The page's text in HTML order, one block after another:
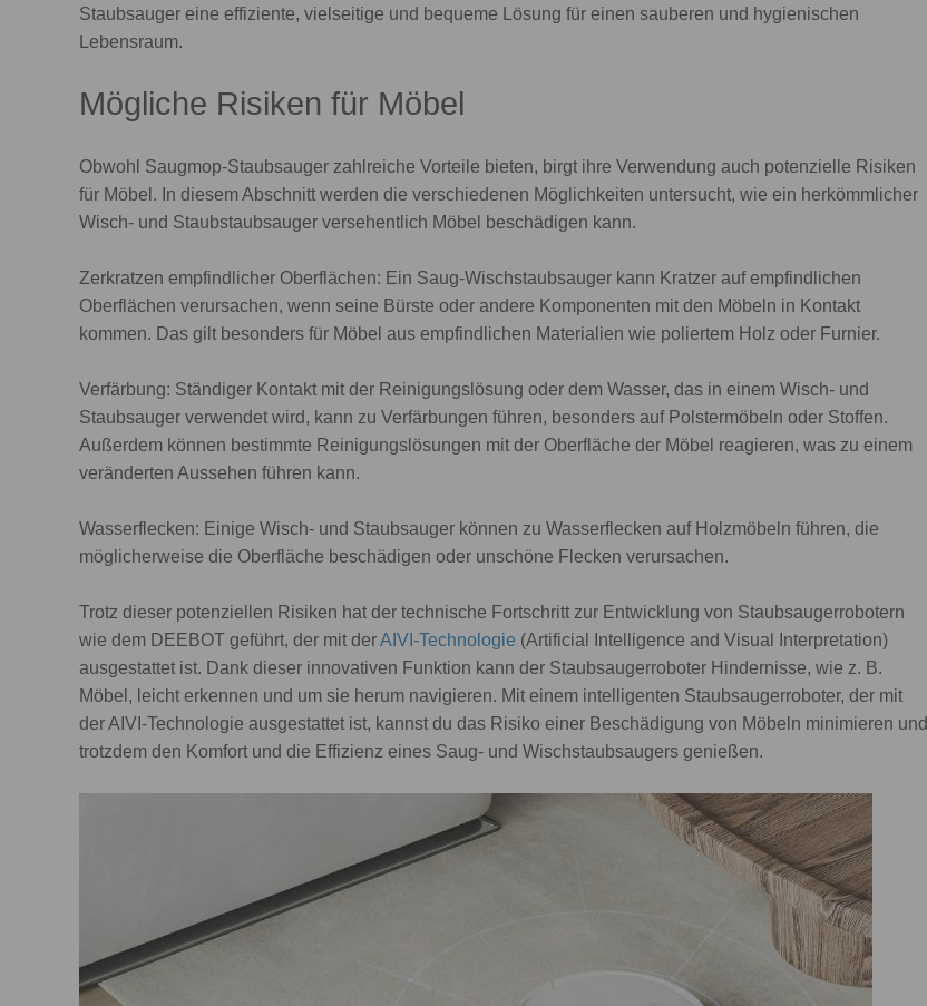
Staubsauger eine effiziente, vielseitige und bequeme Lösung für einen sauberen und hygienischen
Lebensraum.
Mögliche Risiken für Möbel
Obwohl Saugmop-Staubsauger zahlreiche Vorteile bieten, birgt ihre Verwendung auch potenzielle Risiken
für Möbel. In diesem Abschnitt werden die verschiedenen Möglichkeiten untersucht, wie ein herkömmlicher
Wisch- und Staubstaubsauger versehentlich Möbel beschädigen kann.
Zerkratzen empfindlicher Oberflächen: Ein Saug-Wischstaubsauger kann Kratzer auf empfindlichen
Oberflächen verursachen, wenn seine Bürste oder andere Komponenten mit den Möbeln in Kontakt
kommen. Das gilt besonders für Möbel aus empfindlichen Materialien wie poliertem Holz oder Furnier.
Verfärbung: Ständiger Kontakt mit der Reinigungslösung oder dem Wasser, das in einem Wisch- und
Staubsauger verwendet wird, kann zu Verfärbungen führen, besonders auf Polstermöbeln oder Stoffen.
Außerdem können bestimmte Reinigungslösungen mit der Oberfläche der Möbel reagieren, was zu einem
veränderten Aussehen führen kann.
Wasserflecken: Einige Wisch- und Staubsauger können zu Wasserflecken auf Holzmöbeln führen, die
möglicherweise die Oberfläche beschädigen oder unschöne Flecken verursachen.
Trotz dieser potenziellen Risiken hat der technische Fortschritt zur Entwicklung von Staubsaugerrobotern
wie dem DEEBOT geführt, der mit derAIVI-Technologie (Artificial Intelligence and Visual Interpretation)
ausgestattet ist. Dank dieser innovativen Funktion kann der Staubsaugerroboter Hindernisse, wie z. B.
Möbel, leicht erkennen und um sie herum navigieren. Mit einem intelligenten Staubsaugerroboter, der mit
der AIVI-Technologie ausgestattet ist, kannst du das Risiko einer Beschädigung von Möbeln minimieren und
trotzdem den Komfort und die Effizienz eines Saug- und Wischstaubsaugers genießen.